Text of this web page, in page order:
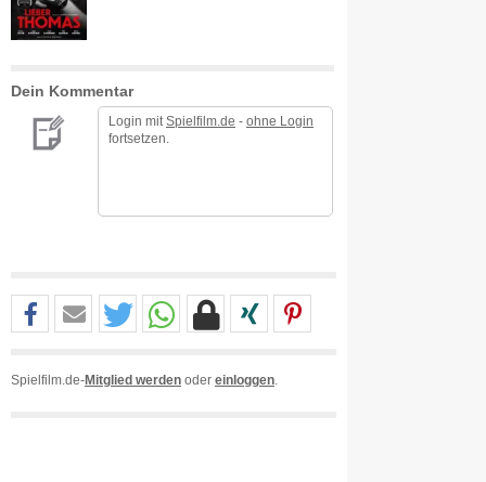
Dein Kommentar
Login mit Spielfilm.de - ohne Login
fortsetzen.
Spielfilm.de-Mitglied werden oder einloggen